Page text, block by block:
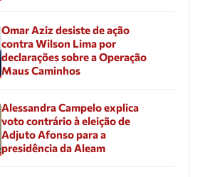
Omar Aziz desiste de ação
contra Wilson Lima por
declarações sobre a Operação
Maus Caminhos
Alessandra Campelo explica
voto contrário à eleição de
Adjuto Afonso para a
presidência da Aleam